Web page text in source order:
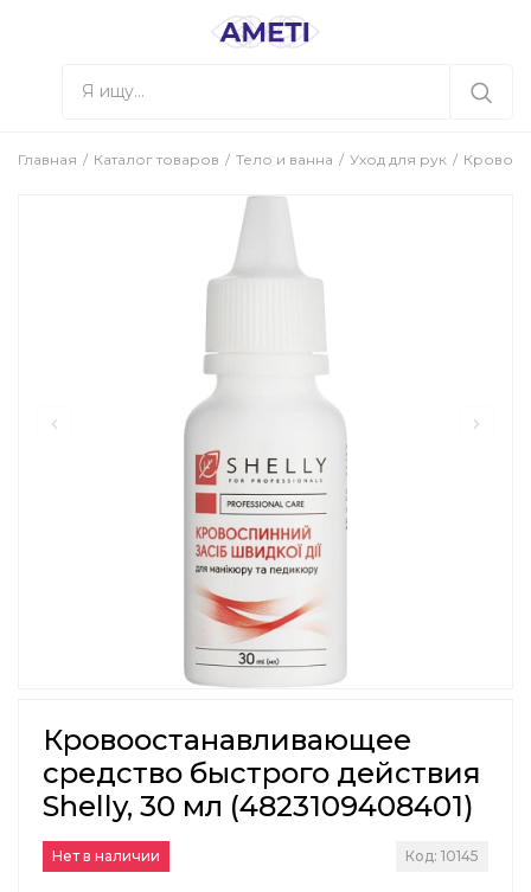
Главная Каталог товаров Тело и ванна Уход для рук
Кровоостанавливающее
средство быстрого действия
Shelly, 30 мл (4823109408401)
Нет в наличии Код: 10145